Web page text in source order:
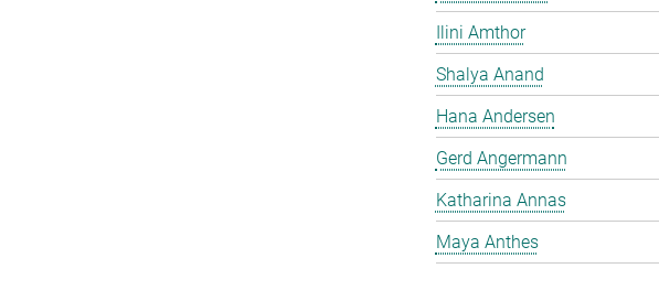
Ilini Amthor
Shalya Anand
Hana Andersen
Gerd Angermann
Katharina Annas
Maya Anthes